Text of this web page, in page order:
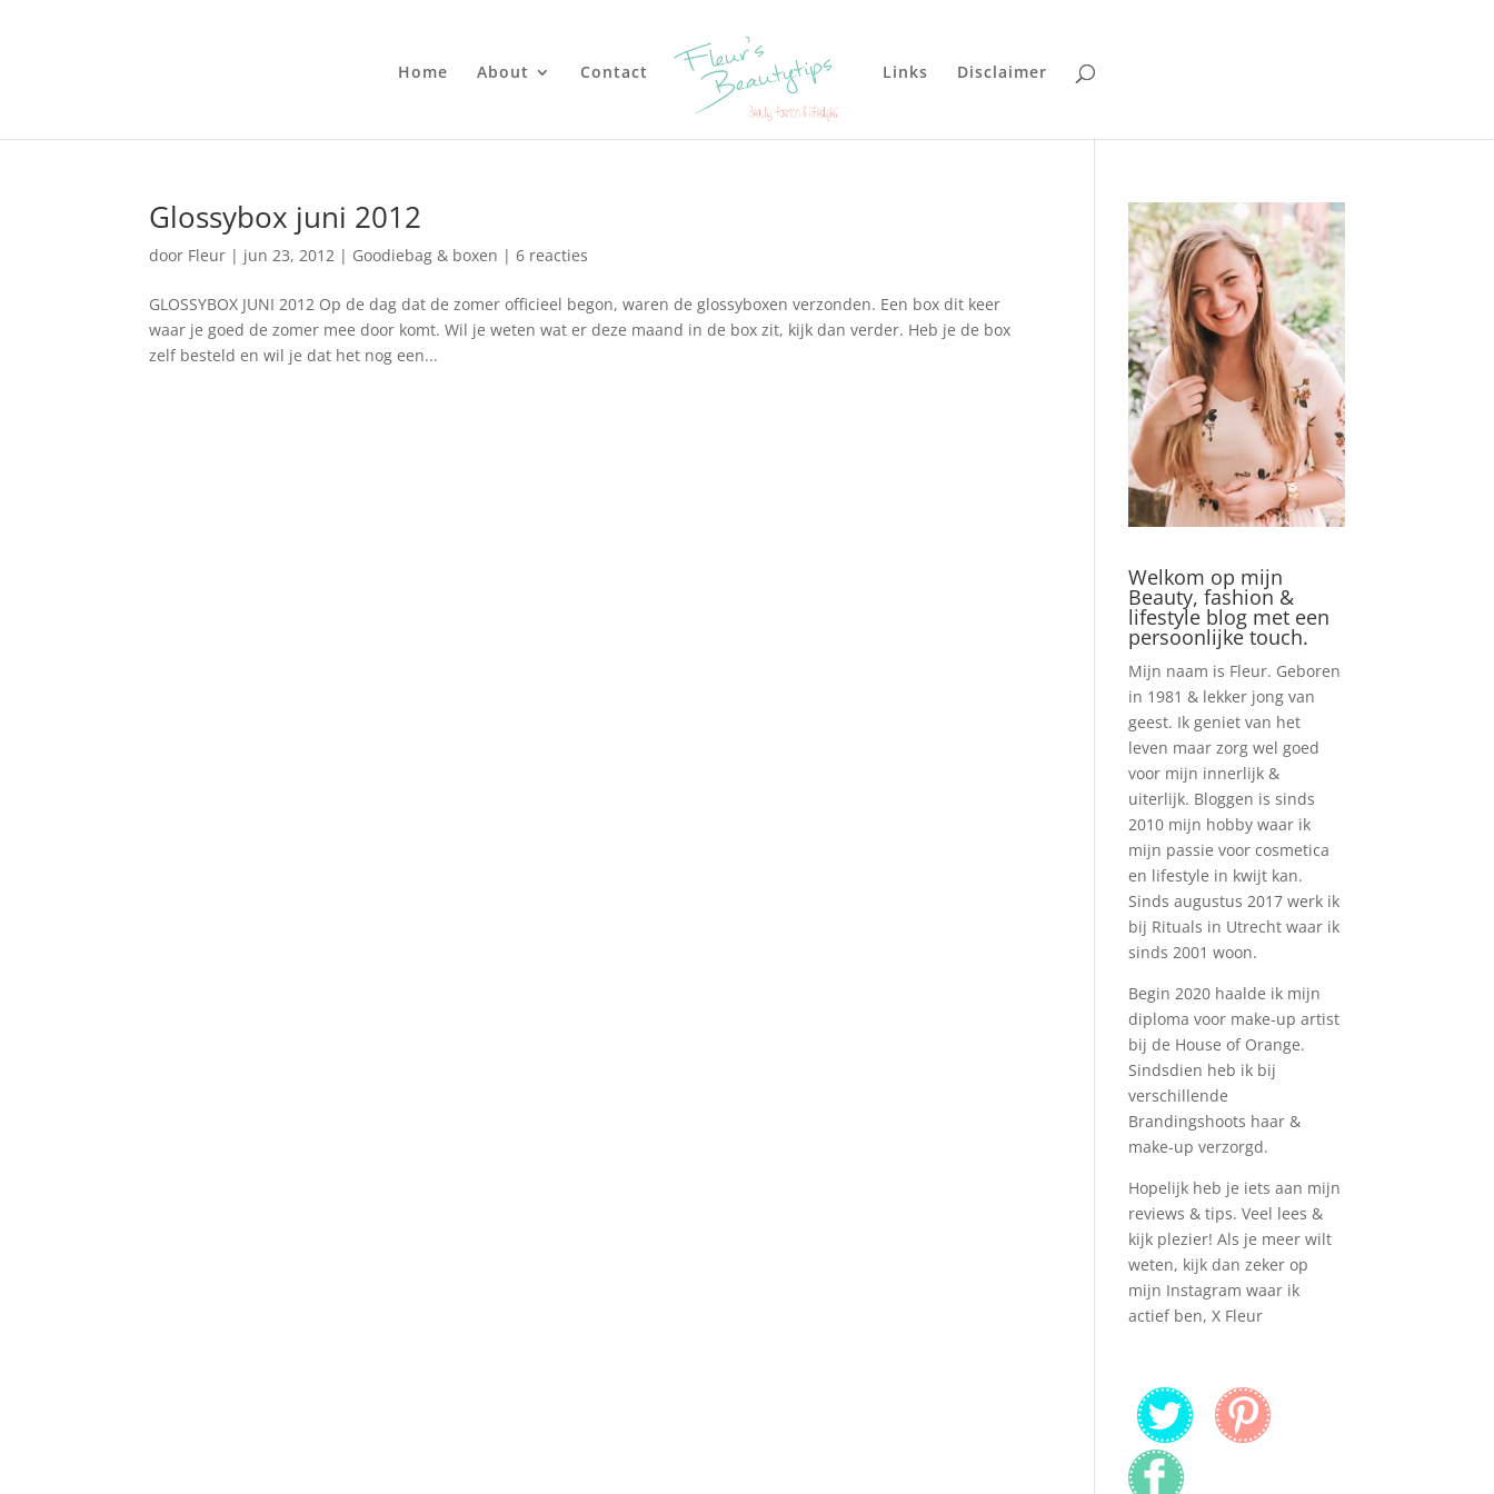
Home About Contact Links Disclaimer
Glossybox juni 2012
door Fleur | jun 23, 2012 | Goodiebag & boxen |6 reacties
GLOSSYBOX JUNI 2012 Op de dag dat de zomer officieel begon, waren de glossyboxen verzonden. Een box dit keer
waar je goed de zomer mee door komt. Wil je weten wat er deze maand in de box zit, kijk dan verder. Heb je de box
zelf besteld en wil je dat het nog een...
Welkom op mijn
Beauty, fashion &
lifestyle blog met een
persoonlijke touch.
Mijn naam is Fleur. Geboren
in 1981 & lekker jong van
geest. Ik geniet van het
leven maar zorg wel goed
voor mijn innerlijk &
uiterlijk. Bloggen is sinds
2010 mijn hobby waar ik
mijn passie voor cosmetica
en lifestyle in kwijt kan.
Sinds augustus 2017 werk ik
bij Rituals in Utrecht waar ik
sinds 2001 woon.
Begin 2020 haalde ik mijn
diploma voor make-up artist
bij de House of Orange.
Sindsdien heb ik bij
verschillende
Brandingshoots haar &
make-up verzorgd.
Hopelijk heb je iets aan mijn
reviews & tips. Veel lees &
kijk plezier! Als je meer wilt
weten, kijk dan zeker op
mijn Instagram waar ik
actief ben, X Fleur